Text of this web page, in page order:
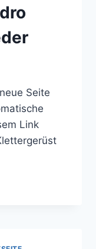
Seite
Link